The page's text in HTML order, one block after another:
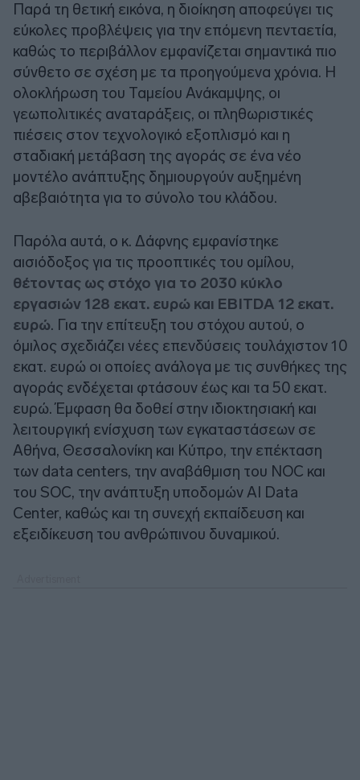
Παρά τη θετική εικόνα, η διοίκηση αποφεύγει τις
εύκολες προβλέψεις για την επόμενη πενταετία,
καθώς το περιβάλλον εμφανίζεται σημαντικά πιο
σύνθετο σε σχέση με τα προηγούμενα χρόνια. Η
ολοκλήρωση του Ταμείου Ανάκαμψης, οι
γεωπολιτικές αναταράξεις, οι πληθωριστικές
πιέσεις στον τεχνολογικό εξοπλισμό και η
σταδιακή μετάβαση της αγοράς σε ένα νέο
μοντέλο ανάπτυξης δημιουργούν αυξημένη
αβεβαιότητα για το σύνολο του κλάδου.
Παρόλα αυτά, ο κ. Δάφνης εμφανίστηκε
αισιόδοξος για τις προοπτικές του ομίλου,
θέτοντας ως στόχο για το 2030 κύκλο
εργασιών 128 εκατ. ευρώ και EBITDA 12 εκατ.
ευρώ. Για την επίτευξη του στόχου αυτού, ο
όμιλος σχεδιάζει νέες επενδύσεις τουλάχιστον 10
εκατ. ευρώ οι οποίες ανάλογα με τις συνθήκες της
αγοράς ενδέχεται φτάσουν έως και τα 50 εκατ.
ευρώ. Έμφαση θα δοθεί στην ιδιοκτησιακή και
λειτουργική ενίσχυση των εγκαταστάσεων σε
Αθήνα, Θεσσαλονίκη και Κύπρο, την επέκταση
των data centers, την αναβάθμιση του NOC και
του SOC, την ανάπτυξη υποδομών AI Data
Center, καθώς και τη συνεχή εκπαίδευση και
εξειδίκευση του ανθρώπινου δυναμικού.